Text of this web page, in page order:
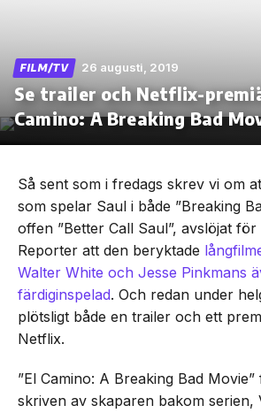
Skip
the
FILM/TV 26 augusti, 2019
Se trailer och Netflix-
Camino: A Breaking Bad
Så sent som i fredags skrev vi om
som spelar Saul i både ”Breaking
offen ”Better Call Saul”, avslöjat
Reporter att den beryktade
Walter White och Jesse Pinkmans
färdiginspelad. Och redan under
plötsligt både en trailer och ett
Netflix.
”El Camino: A Breaking Bad
skriven av skaparen bakom serien,